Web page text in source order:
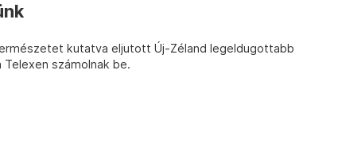
kutatva eljutott Új-Zéland legeldugottabb
Telexen számolnak be.